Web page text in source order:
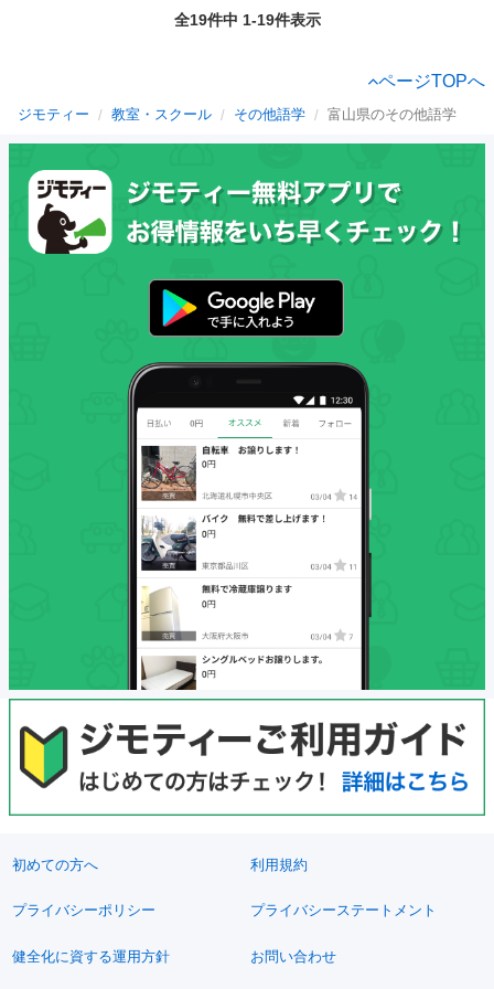
全19件中 1-19件表示
ページTOPへ
ジモティー 教室・スクール その他語学 富山県のその他語学
初めての方へ 利用規約
プライバシーポリシー プライバシーステートメント
健全化に資する運用方針 お問い合わせ